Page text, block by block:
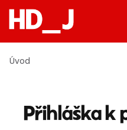
Úvod
Přihláška k